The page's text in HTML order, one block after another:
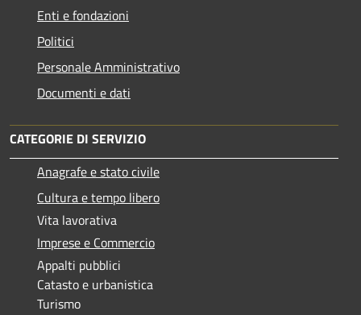
Enti e fondazioni
Politici
Personale Amministrativo
Documenti e dati
CATEGORIE DI SERVIZIO
Anagrafe e stato civile
Cultura e tempo libero
Vita lavorativa
Imprese e Commercio
Appalti pubblici
Catasto e urbanistica
Turismo